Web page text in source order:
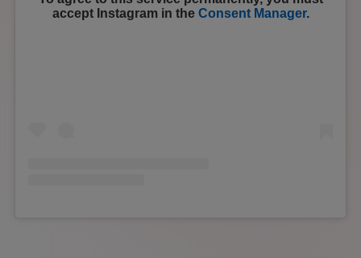
accept Instagramin the Consent Manager.